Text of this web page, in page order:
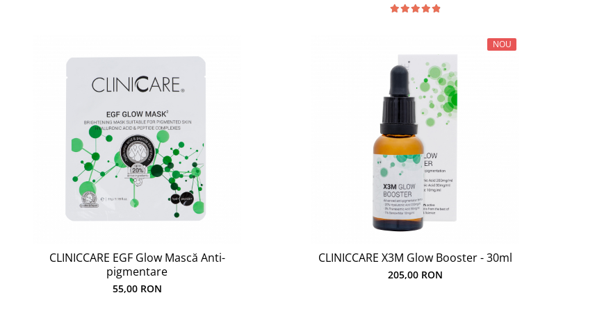
CLINICCARE EGF Glow Mască Anti-
pigmentare
55,00 RON
NOU
CLINICCARE X3M Glow Booster - 30ml
205,00 RON